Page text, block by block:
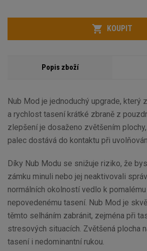
Počet
KOUPIT
Popis zboží
Nub Mod je jednoduchý upgrade, který
a rychlost tasení krátké zbraně z
zlepšení je dosaženo zvětšením
palec dostává do kontaktu při
Díky Nub Modu se snižuje riziko, že
zámku minuli nebo jej neaktivovali
normálních okolností vedlo k
nepovedenému tasení. Nub Mod je
těmto selháním zabránit, zejména při
stresových situacích. Zvětšená plocha
tasení i nedominantní rukou.